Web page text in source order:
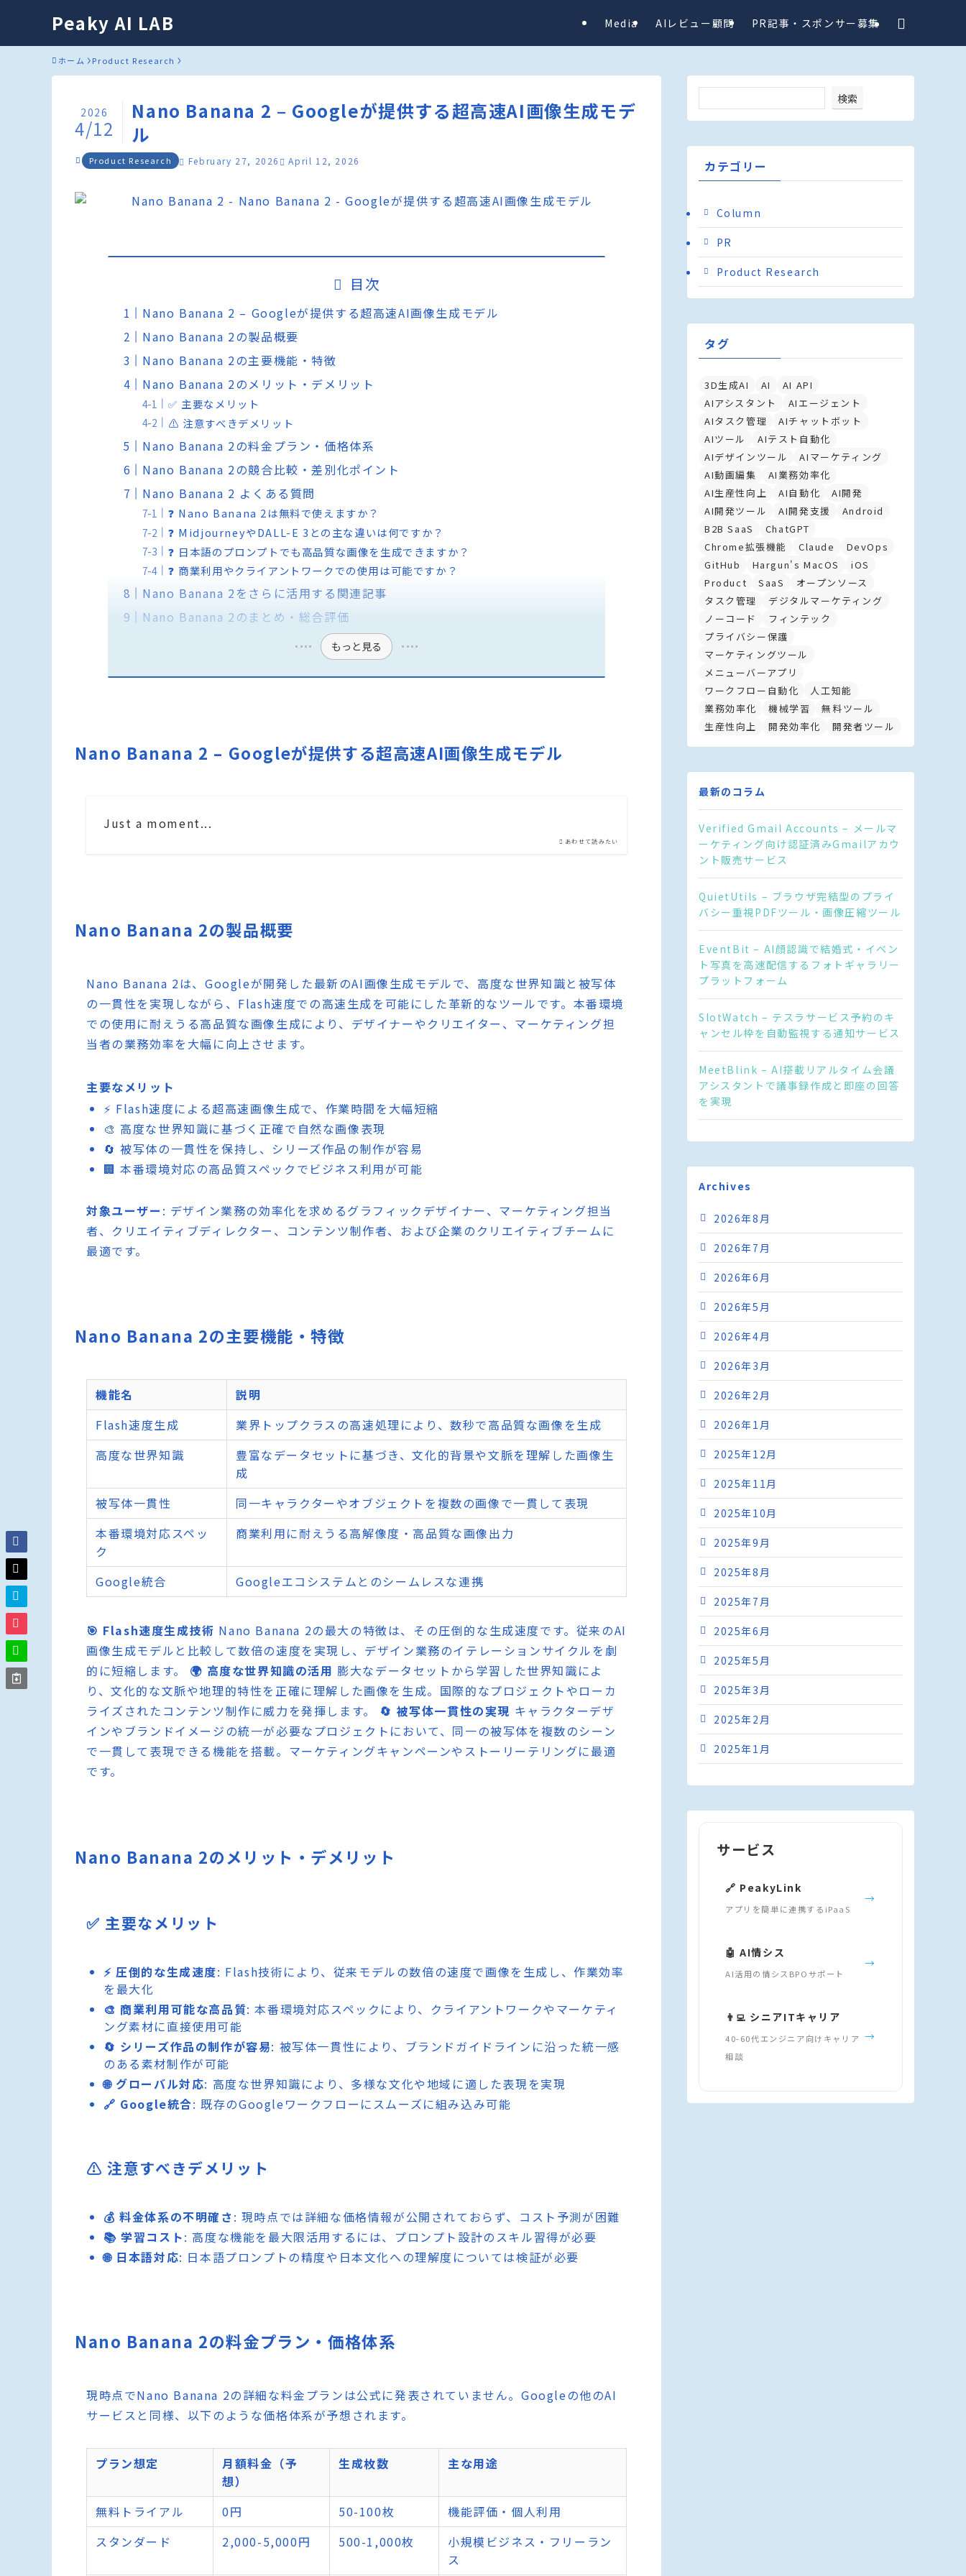
Peaky AI LAB Media AIレビュー顧問 PR記事・スポンサー募集
ホーム Product Research
Nano Banana 2 – Googleが提供する超高速AI画像生成モデ
ル
2026
4/12
Product Research February 27, 2026 April 12, 2026
目次
Nano Banana 2 – Googleが提供する超高速AI画像生成モデル
Nano Banana 2の製品概要
Nano Banana 2の主要機能・特徴
Nano Banana 2のメリット・デメリット
✅ 主要なメリット
⚠️ 注意すべきデメリット
Nano Banana 2の料金プラン・価格体系
Nano Banana 2の競合比較・差別化ポイント
Nano Banana 2 よくある質問
❓ Nano Banana 2は無料で使えますか？
❓ MidjourneyやDALL-E 3との主な違いは何ですか？
❓ 日本語のプロンプトでも高品質な画像を生成できますか？
❓ 商業利用やクライアントワークでの使用は可能ですか？
Nano Banana 2をさらに活用する関連記事
Nano Banana 2のまとめ・総合評価
もっと見る
Nano Banana 2 – Googleが提供する超高速AI画像生成モデル
あわせて読みたい
Just a moment...
Nano Banana 2の製品概要
Nano Banana 2は、Googleが開発した最新のAI画像生成モデルで、高度な世界知識と被写体
の一貫性を実現しながら、Flash速度での高速生成を可能にした革新的なツールです。本番環境
での使用に耐えうる高品質な画像生成により、デザイナーやクリエイター、マーケティング担
当者の業務効率を大幅に向上させます。
主要なメリット
⚡ Flash速度による超高速画像生成で、作業時間を大幅短縮
🎨 高度な世界知識に基づく正確で自然な画像表現
🔄 被写体の一貫性を保持し、シリーズ作品の制作が容易
🏢 本番環境対応の高品質スペックでビジネス利用が可能
対象ユーザー : デザイン業務の効率化を求めるグラフィックデザイナー、マーケティング担当
者、クリエイティブディレクター、コンテンツ制作者、および企業のクリエイティブチームに
最適です。
Nano Banana 2の主要機能・特徴
機能名
説明
Flash速度生成
業界トップクラスの高速処理により、数秒で高品質な画像を生成
高度な世界知識
豊富なデータセットに基づき、文化的背景や文脈を理解した画像生
成
被写体一貫性
同一キャラクターやオブジェクトを複数の画像で一貫して表現
本番環境対応スペッ
ク
商業利用に耐えうる高解像度・高品質な画像出力
Google統合 Googleエコシステムとのシームレスな連携
🎯 Flash速度生成技術 Nano Banana 2の最大の特徴は、その圧倒的な生成速度です。従来のAI
画像生成モデルと比較して数倍の速度を実現し、デザイン業務のイテレーションサイクルを劇
的に短縮します。 🌍 高度な世界知識の活用 膨大なデータセットから学習した世界知識によ
り、文化的な文脈や地理的特性を正確に理解した画像を生成。国際的なプロジェクトやローカ
ライズされたコンテンツ制作に威力を発揮します。 🔄 被写体一貫性の実現 キャラクターデザ
インやブランドイメージの統一が必要なプロジェクトにおいて、同一の被写体を複数のシーン
で一貫して表現できる機能を搭載。マーケティングキャンペーンやストーリーテリングに最適
です。
Nano Banana 2のメリット・デメリット
✅ 主要なメリット
⚡ 圧倒的な生成速度: Flash技術により、従来モデルの数倍の速度で画像を生成し、作業効率
を最大化
🎨 商業利用可能な高品質: 本番環境対応スペックにより、クライアントワークやマーケティ
ング素材に直接使用可能
🔄 シリーズ作品の制作が容易: 被写体一貫性により、ブランドガイドラインに沿った統一感
のある素材制作が可能
🌐 グローバル対応: 高度な世界知識により、多様な文化や地域に適した表現を実現
🔗 Google統合: 既存のGoogleワークフローにスムーズに組み込み可能
⚠️ 注意すべきデメリット
💰 料金体系の不明確さ: 現時点では詳細な価格情報が公開されておらず、コスト予測が困難
📚 学習コスト: 高度な機能を最大限活用するには、プロンプト設計のスキル習得が必要
🌐 日本語対応: 日本語プロンプトの精度や日本文化への理解度については検証が必要
Nano Banana 2の料金プラン・価格体系
現時点でNano Banana 2の詳細な料金プランは公式に発表されていません。Googleの他のAI
サービスと同様、以下のような価格体系が予想されます。
プラン想定
月額料金（予
想）
生成枚数 主な用途
無料トライアル 0円 50-100枚
機能評価・個人利用
スタンダード
2,000-5,000円 500-1,000枚
小規模ビジネス・フリーラン
ス
検索
カテゴリー
Column
PR
Product Research
タグ
3D生成AI AI
AI API
AIアシスタント
AIエージェント
AIタスク管理
AIチャットボット
AIツール
AIテスト自動化
AIデザインツール
AIマーケティング
AI動画編集
AI業務効率化
AI生産性向上
AI自動化
AI開発
AI開発ツール
AI開発支援
Android
B2B SaaS
ChatGPT
Chrome拡張機能
Claude
DevOps
GitHub
Hargun's MacOS
iOS
Product
SaaS
オープンソース
タスク管理
デジタルマーケティング
ノーコード
フィンテック
プライバシー保護
マーケティングツール
メニューバーアプリ
ワークフロー自動化
人工知能
業務効率化
機械学習
無料ツール
生産性向上
開発効率化 開発者ツール
最新のコラム
Verified Gmail Accounts – メールマ
ーケティング向け認証済みGmailアカウ
ント販売サービス
QuietUtils – ブラウザ完結型のプライ
バシー重視PDFツール・画像圧縮ツール
EventBit – AI顔認識で結婚式・イベン
ト写真を高速配信するフォトギャラリー
プラットフォーム
SlotWatch – テスラサービス予約のキ
ャンセル枠を自動監視する通知サービス
MeetBlink – AI搭載リアルタイム会議
アシスタントで議事録作成と即座の回答
を実現
Archives
2026年8月
2026年7月
2026年6月
2026年5月
2026年4月
2026年3月
2026年2月
2026年1月
2025年12月
2025年11月
2025年10月
2025年9月
2025年8月
2025年7月
2025年6月
2025年5月
2025年3月
2025年2月
2025年1月
サービス
🔗 PeakyLink
アプリを簡単に連携するiPaaS
→
🤖 AI情シス
AI活用の情シスBPOサポート
→
👨‍💻 シニアITキャリア
40-60代エンジニア向けキャリア
相談
→